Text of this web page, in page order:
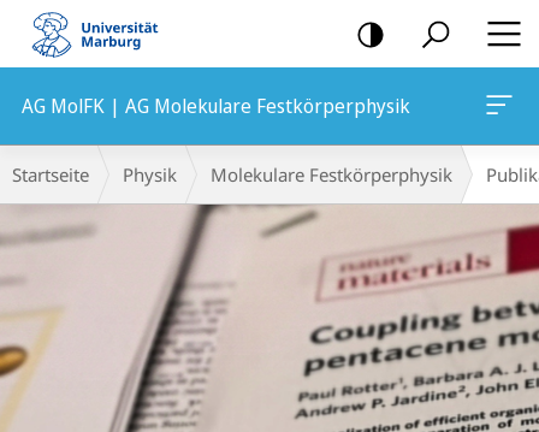
Mobile-
Navigation
AG MolFK | AG Molekulare Festkörperphysik
Hauptinhalt
Breadcrumb-
Navigation
Startseite Physik Molekulare Festkörperphysik